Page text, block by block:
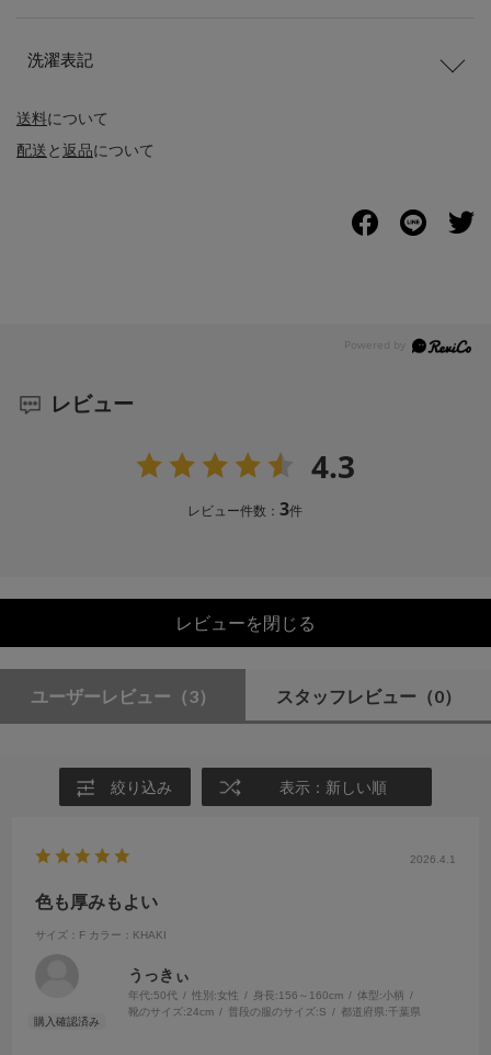
送料について
配送と返品について
洗濯表記
レビュー
4.3
レビュー件数：3件
レビューを閉じる
ユーザーレビュー （3） スタッフレビュー （0）
絞り込み 表示：新しい順
2026.4.1
色も厚みもよい
サイズ：F カラー：KHAKI
うっきぃ
年代:50代 性別:女性 身長:156～160cm 体型:小柄
靴のサイズ:24cm 普段の服のサイズ:S 都道府県:千葉県